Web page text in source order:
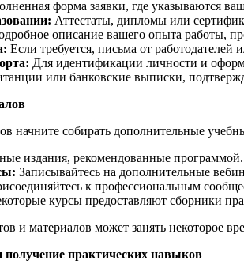
форма заявки, где указываются
Аттестаты, дипломы или
описание вашего опыта работы,
Если требуется, письма от
Для идентификации личности и
или банковские выписки,
начните собирать дополнительные
издания, рекомендованные программой.
Записывайтесь на дополнительные
к профессиональным
курсы предоставляют сборники
и материалов может занять некоторое
практических навыков